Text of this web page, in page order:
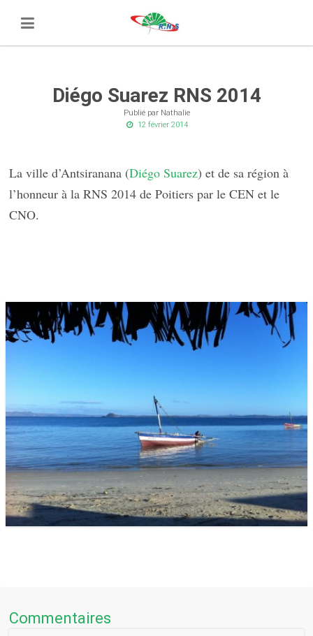
Diégo Suarez RNS 2014
Publié par Nathalie
12 février 2014
La ville d’Antsiranana (Diégo Suarez) et de sa région à
l’honneur à la RNS 2014 dePoitiers par le CEN et le
CNO.
Commentaires